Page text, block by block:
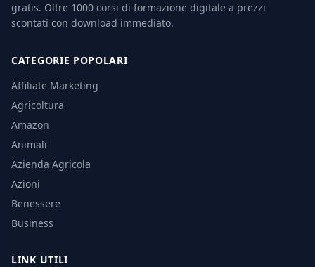
gratis. Oltre 1000 corsi di formazione digitale a prezzi
scontati con download immediato.
CATEGORIE POPOLARI
Affiliate Marketing
Agricoltura
Amazon
Animali
Azienda Agricola
Azioni
Benessere
Business
LINK UTILI